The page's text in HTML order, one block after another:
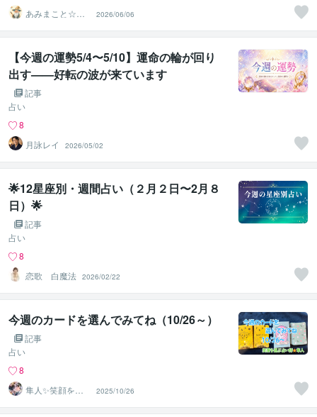
あみまこと☆天
使の伝言☆メッ
センジャー
2026/06/06
【今週の運勢5/4〜5/10】運命の輪が回り
出す——好転の波が来ています
記事
占い
8
月詠レイ
2026/05/02
🌟12星座別・週間占い（２月２日〜2月８
日）🌟
記事
占い
8
恋歌 白魔法 2026/02/22
今週のカードを選んでみてね（10/26～）
記事
占い
8
隼人✨笑顔を運
ぶ占い師
2025/10/26